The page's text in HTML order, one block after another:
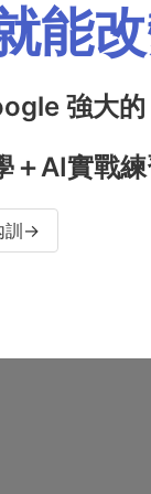
能
強大
＋AI實戰
訓→